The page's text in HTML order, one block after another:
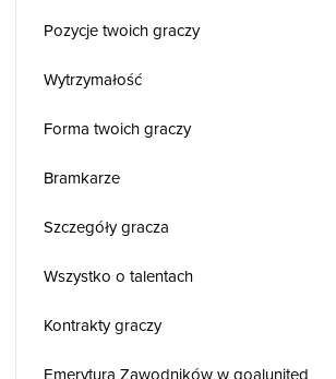
Pozycje twoich graczy
Wytrzymałość
Forma twoich graczy
Bramkarze
Szczegóły gracza
Wszystko o talentach
Kontrakty graczy
Emerytura Zawodników w goalunited